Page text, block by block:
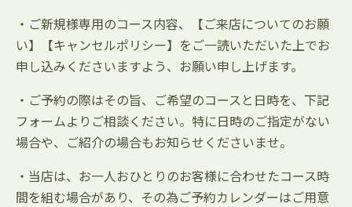
・ご新規様専用のコース内容、【ご来店についてのお願
い】【キャンセルポリシー】をご一読いただいた上でお
申し込みくださいますよう、お願い申し上げます。
・ご予約の際はその旨、ご希望のコースと日時を、下記
フォームよりご相談ください。特に日時のご指定がない
場合や、ご紹介の場合もお知らせくださいませ。
・当店は、お一人おひとりのお客様に合わせたコース時
間を組む場合があり、その為ご予約カレンダーはご用意